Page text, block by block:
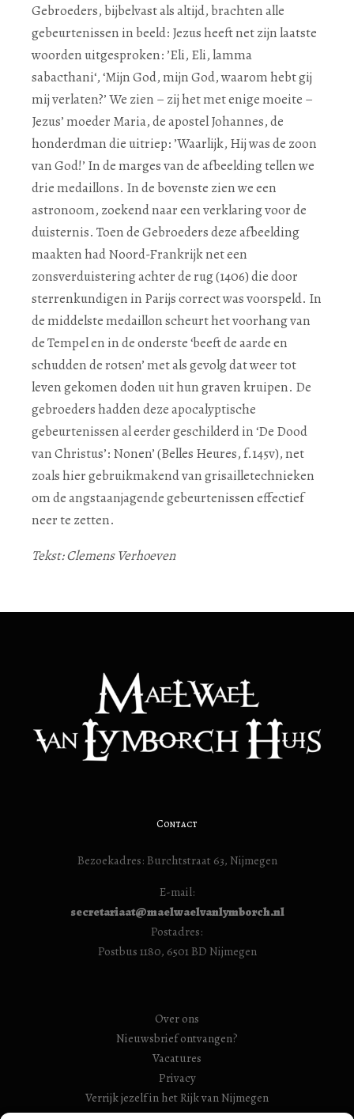
Gebroeders, bijbelvast als altijd, brachten alle
gebeurtenissen in beeld: Jezus heeft net zijn laatste
woorden uitgesproken: ’Eli, Eli, lamma
sabacthani‘, ‘Mijn God, mijn God, waarom hebt gij
mij verlaten?’ We zien – zij het met enige moeite –
Jezus’ moeder Maria, de apostel Johannes, de
honderdman die uitriep: ’Waarlijk, Hij was de zoon
van God!’ In de marges van de afbeelding tellen we
drie medaillons. In de bovenste zien we een
astronoom, zoekend naar een verklaring voor de
duisternis. Toen de Gebroeders deze afbeelding
maakten had Noord-Frankrijk net een
zonsverduistering achter de rug (1406) die door
sterrenkundigen in Parijs correct was voorspeld. In
de middelste medaillon scheurt het voorhang van
de Tempel en in de onderste ‘beeft de aarde en
schudden de rotsen’ met als gevolg dat weer tot
leven gekomen doden uit hun graven kruipen. De
gebroeders hadden deze apocalyptische
gebeurtenissen al eerder geschilderd in ‘De Dood
van Christus’: Nonen’ (Belles Heures, f.145v), net
zoals hier gebruikmakend van grisailletechnieken
om de angstaanjagende gebeurtenissen effectief
neer te zetten.
Tekst: Clemens Verhoeven
Contact
Bezoekadres: Burchtstraat 63, Nijmegen
E-mail:
secretariaat@maelwaelvanlymborch.nl
Postadres:
Postbus 1180, 6501 BD Nijmegen
Over ons
Nieuwsbrief ontvangen?
Vacatures
Privacy
Verrijk jezelf in het Rijk van Nijmegen